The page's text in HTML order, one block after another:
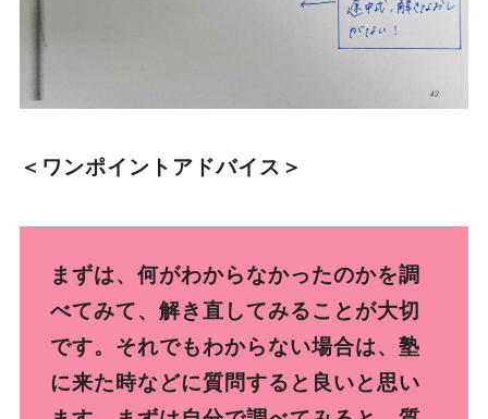
＜ワンポイントアドバイス＞
まずは、何がわからなかったのかを調
べてみて、解き直してみることが大切
です。それでもわからない場合は、塾
に来た時などに質問すると良いと思い